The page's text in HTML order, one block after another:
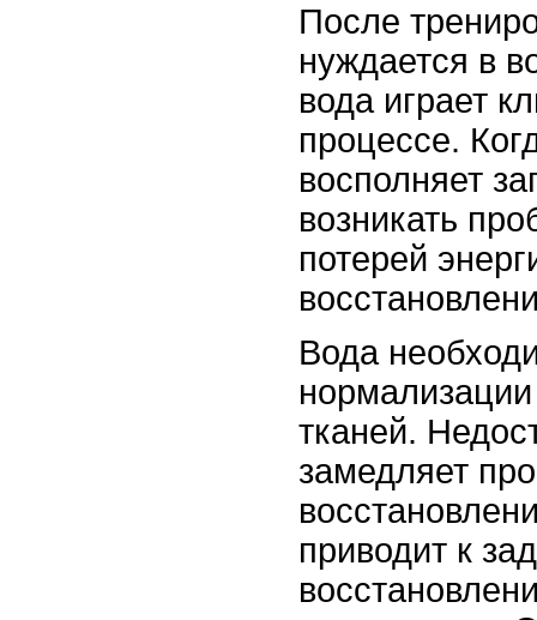
После
нуждается в
вода играет
процессе.
восполняет
возникать
потерей
Вода
тканей.
замедляет
приводит к